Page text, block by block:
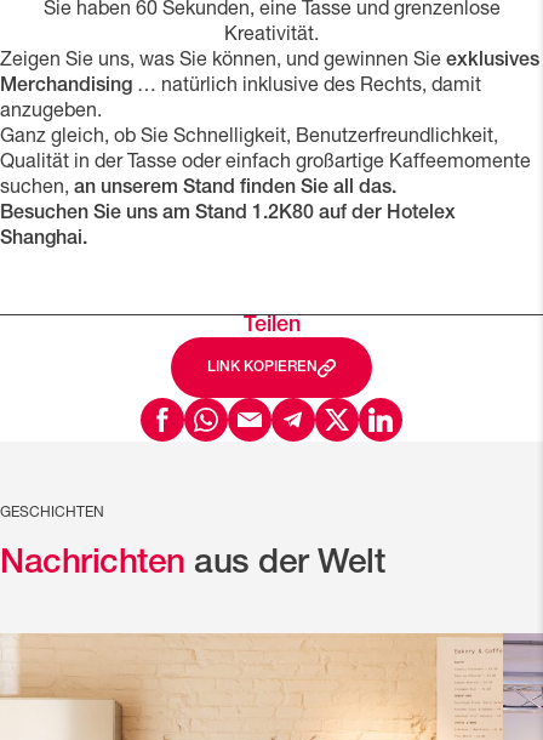
Sie haben 60 Sekunden, eine Tasse und grenzenlose
Kreativität.
Zeigen Sie uns, was Sie können, und gewinnen Sie exklusives
Merchandising … natürlich inklusive des Rechts, damit
anzugeben.
Ganz gleich, ob Sie Schnelligkeit, Benutzerfreundlichkeit,
Qualität in der Tasse oder einfach großartige Kaffeemomente
suchen, an unserem Stand finden Sie all das.
Besuchen Sie uns am Stand 1.2K80 auf der Hotelex
Shanghai.
Teilen
LINK KOPIEREN
GESCHICHTEN
Nachrichten aus der Welt